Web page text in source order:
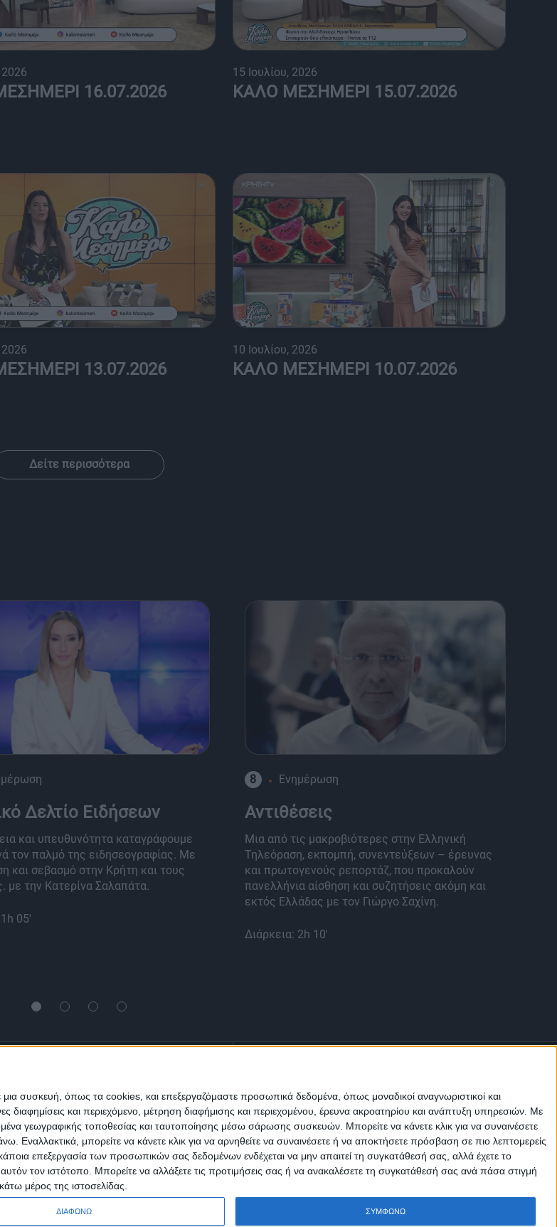
συσκευή, όπως τα cookies, και επεξεργαζόμαστε προσωπικά δεδομένα, όπως μοναδικοί αναγνωριστικοί και
και περιεχόμενο, μέτρηση διαφήμισης και περιεχομένου, έρευνα ακροατηρίου και ανάπτυξη υπηρεσιών. Με
γεωγραφικής τοποθεσίας και ταυτοποίησης μέσω σάρωσης συσκευών. Μπορείτε να κάνετε κλικ για να συναινέσετε
μπορείτε να κάνετε κλικ για να αρνηθείτε να συναινέσετε ή να αποκτήσετε πρόσβαση σε πιο λεπτομερείς
επεξεργασία των προσωπικών σας δεδομένων ενδέχεται να μην απαιτεί τη συγκατάθεσή σας, αλλά έχετε το
τον ιστότοπο. Μπορείτε να αλλάξετε τις προτιμήσεις σας ή να ανακαλέσετε τη συγκατάθεσή σας ανά πάσα στιγμή
μέρος της ιστοσελίδας.
ΔΙΑΦΩΝΩ ΣΥΜΦΩΝΩ
2026
16.07.2026
15 Ιουλίου, 2026
ΚΑΛΟ ΜΕΣΗΜΕΡΙ 15.07.2026
2026
13.07.2026
10 Ιουλίου, 2026
ΚΑΛΟ ΜΕΣΗΜΕΡΙ 10.07.2026
Δείτε περισσότερα
Δελτίο Ειδήσεων
και υπευθυνότητα καταγράφουμε
τον παλμό της ειδησεογραφίας. Με
και σεβασμό στην Κρήτη και τους
με την Κατερίνα Σαλαπάτα.
05'
8 Ενημέρωση
Αντιθέσεις
Μια από τις μακροβιότερες στην Ελληνική
Τηλεόραση, εκπομπή, συνεντεύξεων – έρευνας
και πρωτογενούς ρεπορτάζ, που προκαλούν
πανελλήνια αίσθηση και συζητήσεις ακόμη και
εκτός Ελλάδας με τον Γιώργο Σαχίνη.
Διάρκεια: 2h 10'
Επικοινωνία
Μ.Η.Τ.
242814